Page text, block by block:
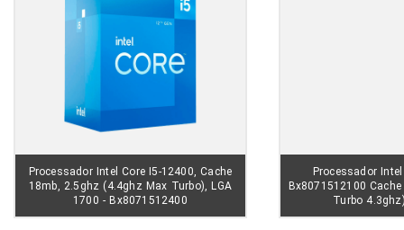
Processador Intel Core I5-12400, Cache
18mb, 2.5ghz (4.4ghz Max Turbo), LGA
1700 - Bx8071512400
Processador
Bx8071512100
Turbo